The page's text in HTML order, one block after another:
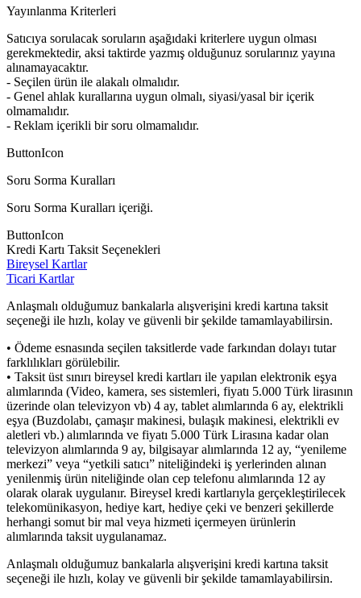
Yayınlanma Kriterleri
Satıcıya sorulacak soruların aşağıdaki kriterlere uygun olması
gerekmektedir, aksi taktirde yazmış olduğunuz sorularınız yayına
alınamayacaktır.
- Seçilen ürün ile alakalı olmalıdır.
- Genel ahlak kurallarına uygun olmalı, siyasi/yasal bir içerik
olmamalıdır.
- Reklam içerikli bir soru olmamalıdır.
ButtonIcon
Soru Sorma Kuralları
Soru Sorma Kuralları içeriği.
ButtonIcon
Kredi Kartı Taksit Seçenekleri
Bireysel Kartlar
Ticari Kartlar
Anlaşmalı olduğumuz bankalarla alışverişini kredi kartına taksit
seçeneği ile hızlı, kolay ve güvenli bir şekilde tamamlayabilirsin.
• Ödeme esnasında seçilen taksitlerde vade farkından dolayı tutar
farklılıkları görülebilir.
• Taksit üst sınırı bireysel kredi kartları ile yapılan elektronik eşya
alımlarında (Video, kamera, ses sistemleri, fiyatı 5.000 Türk lirasının
üzerinde olan televizyon vb) 4 ay, tablet alımlarında 6 ay, elektrikli
eşya (Buzdolabı, çamaşır makinesi, bulaşık makinesi, elektrikli ev
aletleri vb.) alımlarında ve fiyatı 5.000 Türk Lirasına kadar olan
televizyon alımlarında 9 ay, bilgisayar alımlarında 12 ay, “yenileme
merkezi” veya “yetkili satıcı” niteliğindeki iş yerlerinden alınan
yenilenmiş ürün niteliğinde olan cep telefonu alımlarında 12 ay
olarak olarak uygulanır. Bireysel kredi kartlarıyla gerçekleştirilecek
telekomünikasyon, hediye kart, hediye çeki ve benzeri şekillerde
herhangi somut bir mal veya hizmeti içermeyen ürünlerin
alımlarında taksit uygulanamaz.
Anlaşmalı olduğumuz bankalarla alışverişini kredi kartına taksit
seçeneği ile hızlı, kolay ve güvenli bir şekilde tamamlayabilirsin.